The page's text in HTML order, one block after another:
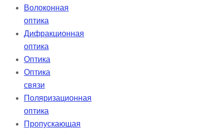
Волоконная
оптика
Дифракционная
оптика
Оптика
Оптика
связи
Поляризационная
оптика
Пропускающая